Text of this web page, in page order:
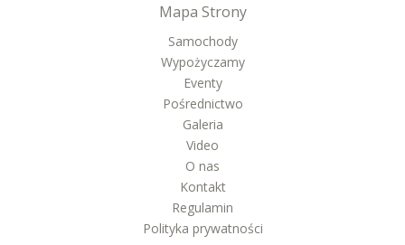
Mapa Strony
Samochody
Wypożyczamy
Eventy
Pośrednictwo
Galeria
Video
O nas
Kontakt
Regulamin
Polityka prywatności